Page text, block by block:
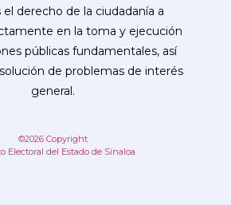
el derecho de la ciudadanía a
en la toma y ejecución
públicas fundamentales, así
de problemas de interés
general.
©2026 Copyright
Electoral del Estado de Sinaloa